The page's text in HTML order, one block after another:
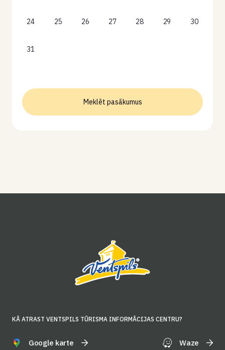
24 25 26 27 28 29 30
31
Meklēt pasākumus
KĀ ATRAST VENTSPILS TŪRISMA INFORMĀCIJAS CENTRU?
Google karte Waze